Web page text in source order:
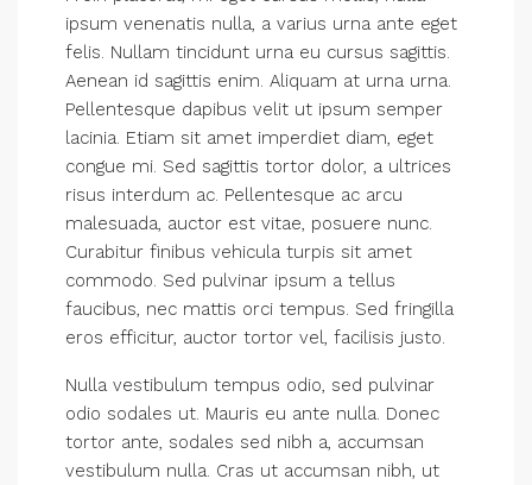
ipsum venenatis nulla, a varius urna ante eget
felis. Nullam tincidunt urna eu cursus sagittis.
Aenean id sagittis enim. Aliquam at urna urna.
Pellentesque dapibus velit ut ipsum semper
lacinia. Etiam sit amet imperdiet diam, eget
congue mi. Sed sagittis tortor dolor, a ultrices
risus interdum ac. Pellentesque ac arcu
malesuada, auctor est vitae, posuere nunc.
Curabitur finibus vehicula turpis sit amet
commodo. Sed pulvinar ipsum a tellus
faucibus, nec mattis orci tempus. Sed fringilla
eros efficitur, auctor tortor vel, facilisis justo.
Nulla vestibulum tempus odio, sed pulvinar
odio sodales ut. Mauris eu ante nulla. Donec
tortor ante, sodales sed nibh a, accumsan
vestibulum nulla. Cras ut accumsan nibh, ut